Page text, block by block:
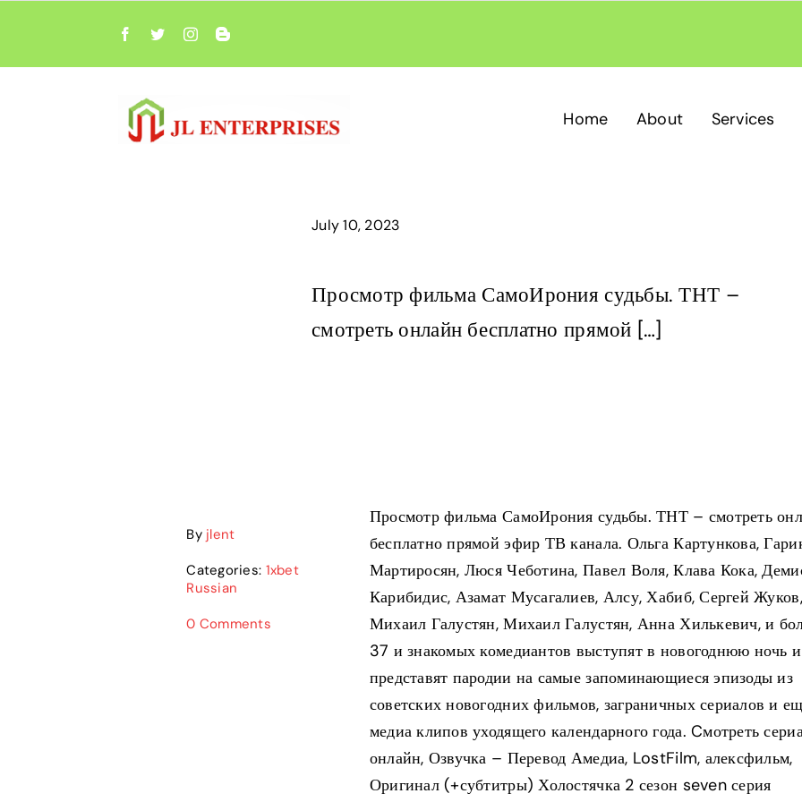
content
Home About Services
July 10, 2023
Просмотр фильма СамоИрония судьбы. ТНТ –
смотреть онлайн бесплатно прямой […]
By jlent
Categories: 1xbet
Russian
0 Comments
Просмотр фильма СамоИрония судьбы. ТНТ – смотреть
бесплатно прямой эфир ТВ канала. Ольга Картункова,
Мартиросян, Люся Чеботина, Павел Воля, Клава Кока,
Карибидис, Азамат Мусагалиев, Алсу, Хабиб, Сергей Жуков,
Михаил Галустян, Михаил Галустян, Анна Хилькевич, и
37 и знакомых комедиантов выступят в новогоднюю ночь и
представят пародии на самые запоминающиеся эпизоды из
советских новогодних фильмов, заграничных сериалов и
медиа клипов уходящего календарного года. Cмотреть
онлайн, Озвучка – Перевод Амедиа, LostFilm, алексфильм,
Оригинал (+субтитры) Холостячка 2 сезон seven серия